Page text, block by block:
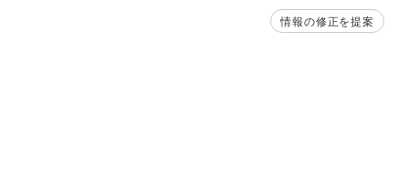
情報の修正を提案